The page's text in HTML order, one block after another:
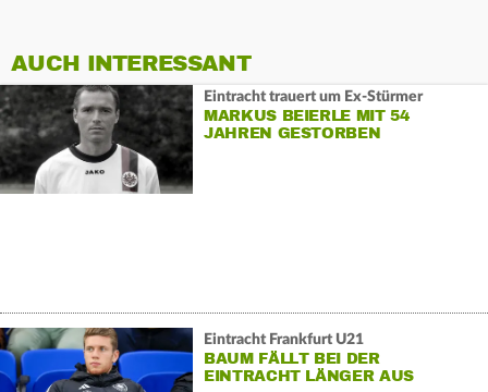
AUCH INTERESSANT
Eintracht trauert um Ex-Stürmer
MARKUS BEIERLE MIT 54
JAHREN GESTORBEN
Eintracht Frankfurt U21
BAUM FÄLLT BEI DER
EINTRACHT LÄNGER AUS